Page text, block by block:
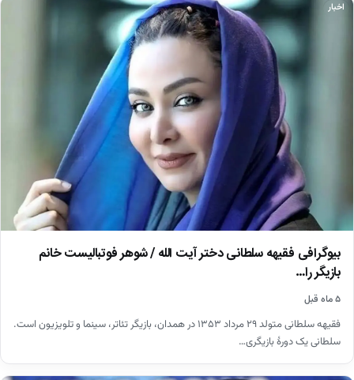
اخبار
بیوگرافی فقیهه سلطانی دختر آیت الله / شوهر فوتبالیست خانم
بازیگر را…
۵ ماه قبل
فقیهه سلطانی متولد ۲۹ مرداد ۱۳۵۳ در همدان، بازیگر تئاتر، سینما و تلویزیون است.
سلطانی یک دورهٔ بازیگری…